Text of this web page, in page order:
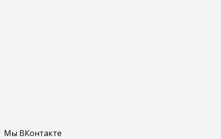
Мы ВКонтакте